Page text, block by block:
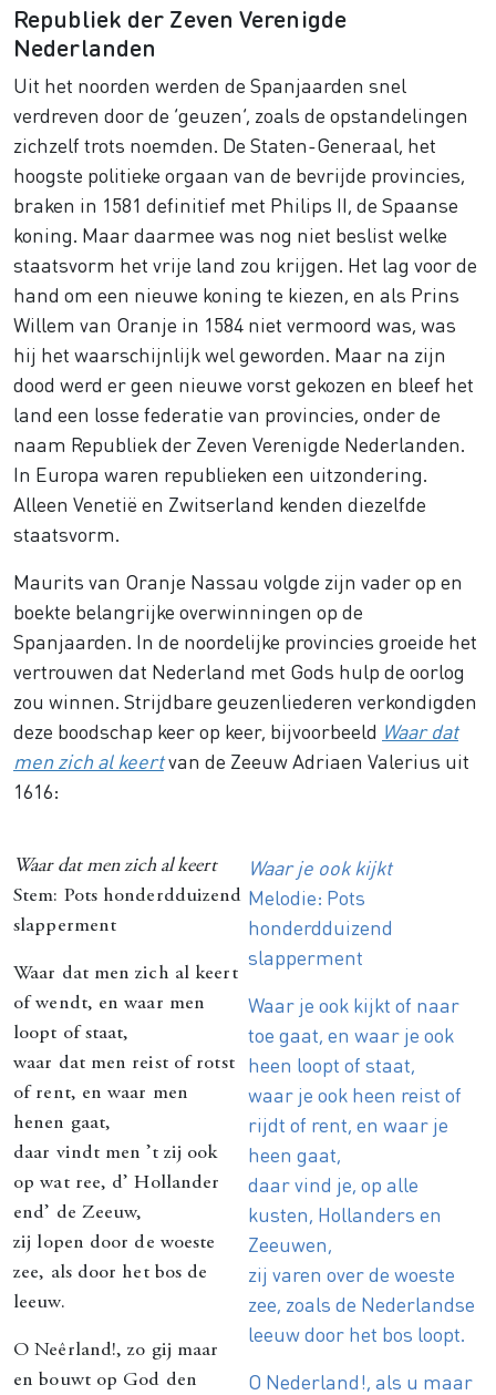
Republiek der Zeven Verenigde
Nederlanden
Uit het noorden werden de Spanjaarden snel
verdreven door de ‘geuzen’, zoals de opstandelingen
zichzelf trots noemden. De Staten-Generaal, het
hoogste politieke orgaan van de bevrijde provincies,
braken in 1581 definitief met Philips II, de Spaanse
koning. Maar daarmee was nog niet beslist welke
staatsvorm het vrije land zou krijgen. Het lag voor de
hand om een nieuwe koning te kiezen, en als Prins
Willem van Oranje in 1584 niet vermoord was, was
hij het waarschijnlijk wel geworden. Maar na zijn
dood werd er geen nieuwe vorst gekozen en bleef het
land een losse federatie van provincies, onder de
naam Republiek der Zeven Verenigde Nederlanden.
In Europa waren republieken een uitzondering.
Alleen Venetië en Zwitserland kenden diezelfde
staatsvorm.
Maurits van Oranje Nassau volgde zijn vader op en
boekte belangrijke overwinningen op de
Spanjaarden. In de noordelijke provincies groeide het
vertrouwen dat Nederland met Gods hulp de oorlog
zou winnen. Strijdbare geuzenliederen verkondigden
deze boodschap keer op keer, bijvoorbeeld Waar dat
men zich al keertvan de Zeeuw Adriaen Valerius uit
1616:
Waar dat men zich al keert
Stem: Pots honderdduizend
slapperment
Waar dat men zich al keert
of wendt, en waar men
loopt of staat,
waar dat men reist of rotst
of rent, en waar men
henen gaat,
daar vindt men ’t zij ook
op wat ree, d’ Hollander
end’ de Zeeuw,
zij lopen door de woeste
zee, als door het bos de
leeuw.
O Neêrland!, zo gij maar
en bouwt op God den
Waar je ook kijkt
Melodie: Pots
honderdduizend
slapperment
Waar je ook kijkt of naar
toe gaat, en waar je ook
heen loopt of staat,
waar je ook heen reist of
rijdt of rent, en waar je
heen gaat,
daar vind je, op alle
kusten, Hollanders en
Zeeuwen,
zij varen over de woeste
zee, zoals de Nederlandse
leeuw door het bos loopt.
O Nederland!, als u maar